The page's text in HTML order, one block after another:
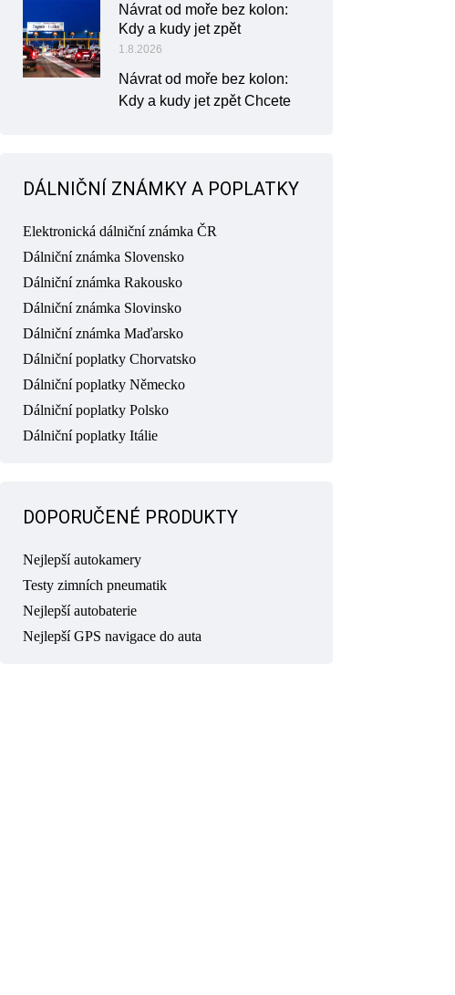
Návrat od moře bez kolon:
Kdy a kudy jet zpět
1.8.2026
Návrat od moře bez kolon:
Kdy a kudy jet zpět Chcete
DÁLNIČNÍ ZNÁMKY A POPLATKY
Elektronická dálniční známka ČR
Dálniční známka Slovensko
Dálniční známka Rakousko
Dálniční známka Slovinsko
Dálniční známka Maďarsko
Dálniční poplatky Chorvatsko
Dálniční poplatky Německo
Dálniční poplatky Polsko
Dálniční poplatky Itálie
DOPORUČENÉ PRODUKTY
Nejlepší autokamery
Testy zimních pneumatik
Nejlepší autobaterie
Nejlepší GPS navigace do auta